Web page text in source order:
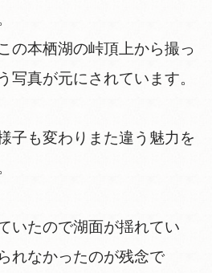
の本栖湖の峠頂上から撮っ
写真が元にされています。
子も変わりまた違う魅力を
いたので湖面が揺れてい
れなかったのが残念で